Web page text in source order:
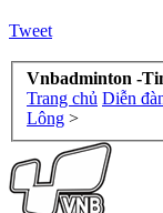
Tweet
Vnbadminton -
Trang chủ Diễn
Lông >